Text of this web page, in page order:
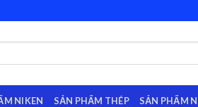
NIKEN SẢN PHẨM THÉP SẢN PHẨM